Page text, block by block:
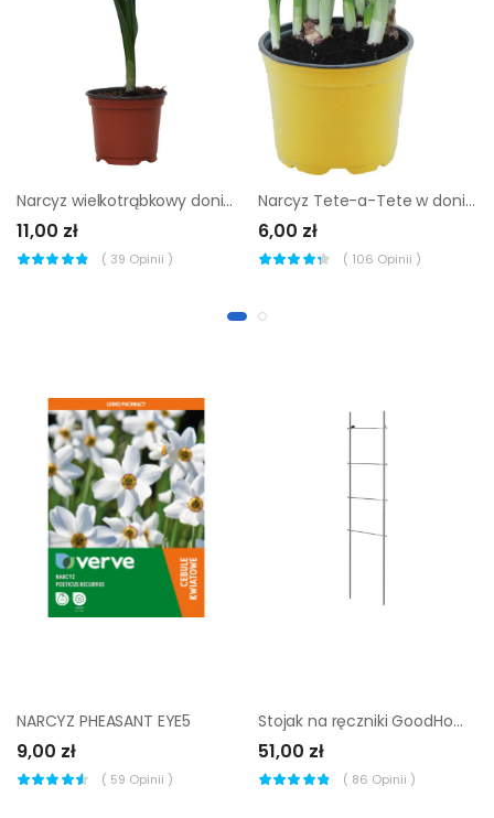
Narcyz wielkotrąbkowy doniczka 12 cm
11,00 zł
( 39 Opinii )
Narcyz Tete-a-Tete w doniczce 12 cm
6,00 zł
( 106 Opinii )
NARCYZ PHEASANT EYE5
9,00 zł
( 59 Opinii )
Stojak na ręczniki GoodHome Koros drabinka chrom
51,00 zł
( 86 Opinii )